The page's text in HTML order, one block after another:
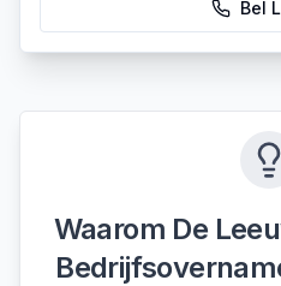
Bel
Waarom De